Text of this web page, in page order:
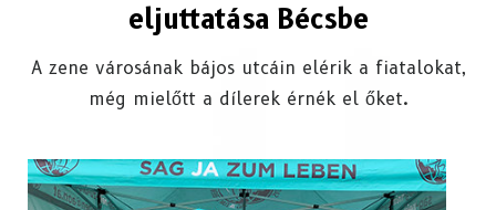
eljuttatása Bécsbe
A zene városának bájos utcáin elérik a fiatalokat,
még mielőtt a dílerek érnék el őket.